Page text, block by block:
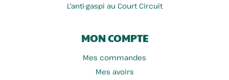
L'anti-gaspi au Court Circuit
MON COMPTE
Mes commandes
Mes avoirs